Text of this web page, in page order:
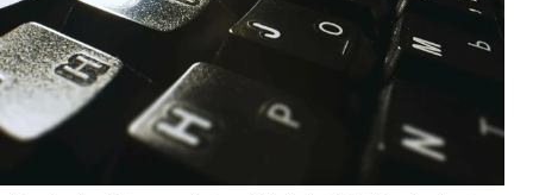
wahrheit
verlag
verlag